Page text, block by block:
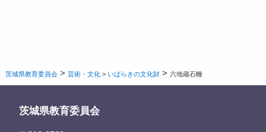
茨城県教育委員会 >芸術・文化 > いばらきの文化財 >六地蔵石幢
茨城県教育委員会